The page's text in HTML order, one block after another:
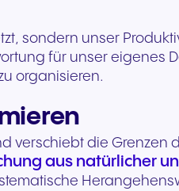
sondern unser
für unser eigenes
organisieren.
verschiebt die
aus natürlicher